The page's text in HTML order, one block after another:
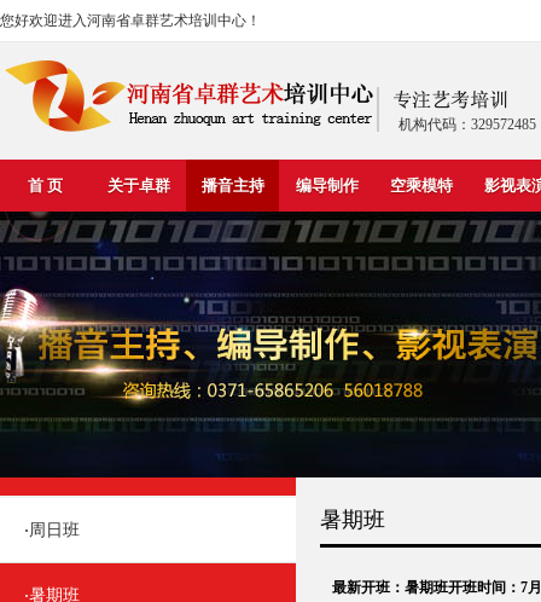
您好欢迎进入河南省卓群艺术培训中心！
机构代码：329572485
首 页 关于卓群 播音主持 编导制作 空乘模特 影视表
·周日班
·暑期班
暑期班
最新开班：暑期班开班时间：7